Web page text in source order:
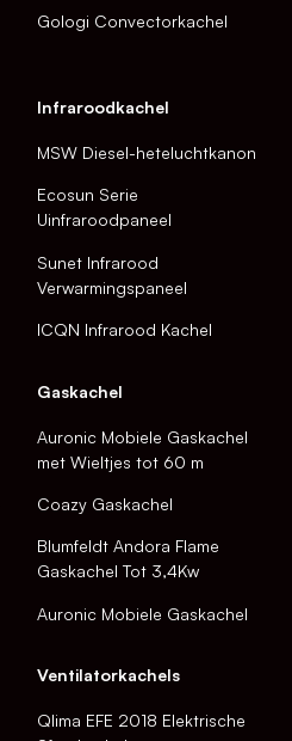
Gologi Convectorkachel
Infraroodkachel
MSW Diesel-heteluchtkanon
Ecosun Serie
Uinfraroodpaneel
Sunet Infrarood
Verwarmingspaneel
ICQN Infrarood Kachel
Gaskachel
Auronic Mobiele Gaskachel
met Wieltjes tot 60 m
Coazy Gaskachel
Blumfeldt Andora Flame
Gaskachel Tot 3,4Kw
Auronic Mobiele Gaskachel
Ventilatorkachels
Qlima EFE 2018 Elektrische